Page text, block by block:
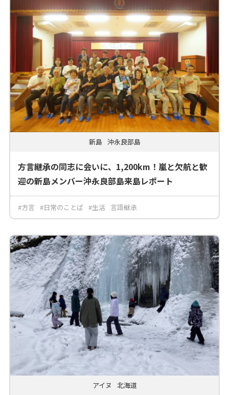
新島 沖永良部島
方言継承の同志に会いに、1,200km！嵐と欠航と歓
迎の新島メンバー沖永良部島来島レポート
#方言 #日常のことば #生活 言語継承
アイヌ 北海道